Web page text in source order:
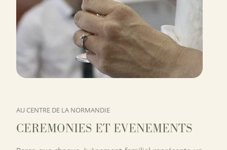
AU CENTRE DE LA NORMANDIE
CEREMONIES ET EVENEMENTS​